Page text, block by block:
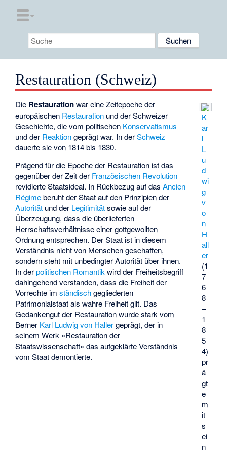
Restauration (Schweiz)
K
ar
l
L
u
d
wi
g
v
o
n
H
all
er
(1
7
6
8
–
1
8
5
4)
pr
ä
gt
e
m
it
s
ei
n
Die Restaurationwar eine Zeitepoche der
europäischen Restauration und derSchweizer
Geschichte, die vom politischen Konservatismus
und der Reaktiongeprägt war. In derSchweiz
dauerte sie von 1814 bis 1830.
Prägend für die Epoche der Restauration ist das
gegenüber der Zeit der Französischen Revolution
revidierte Staatsideal. In Rückbezug auf dasAncien
Régimeberuht der Staat auf den Prinzipien der
Autorität und der Legitimitätsowie auf der
Überzeugung, dass die überlieferten
Herrschaftsverhältnisse einer gottgewollten
Ordnung entsprechen. Der Staat ist in diesem
Verständnis nicht von Menschen geschaffen,
sondern steht mit unbedingter Autorität über ihnen.
In derpolitischen Romantik wird der Freiheitsbegriff
dahingehend verstanden, dass die Freiheit der
Vorrechte imständischgegliederten
Patrimonialstaatals wahre Freiheit gilt. Das
Gedankengut der Restauration wurde stark vom
Berner Karl Ludwig von Hallergeprägt, der in
seinem Werk «Restauration der
Staatswissenschaft» das aufgeklärte Verständnis
vom Staat demontierte.